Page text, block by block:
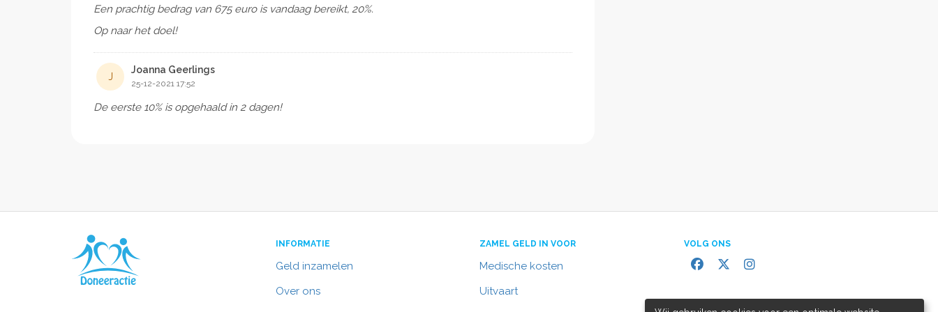
Geerlings
Een prachtig bedrag van 675 euro is vandaag bereikt, 20%.
Op naar het doel!
J
Joanna Geerlings
25-12-2021 17:52
De eerste 10% is opgehaald in 2 dagen!
INFORMATIE
Geld inzamelen
Over ons
ZAMEL GELD IN VOOR
Medische kosten
Uitvaart
VOLG ONS